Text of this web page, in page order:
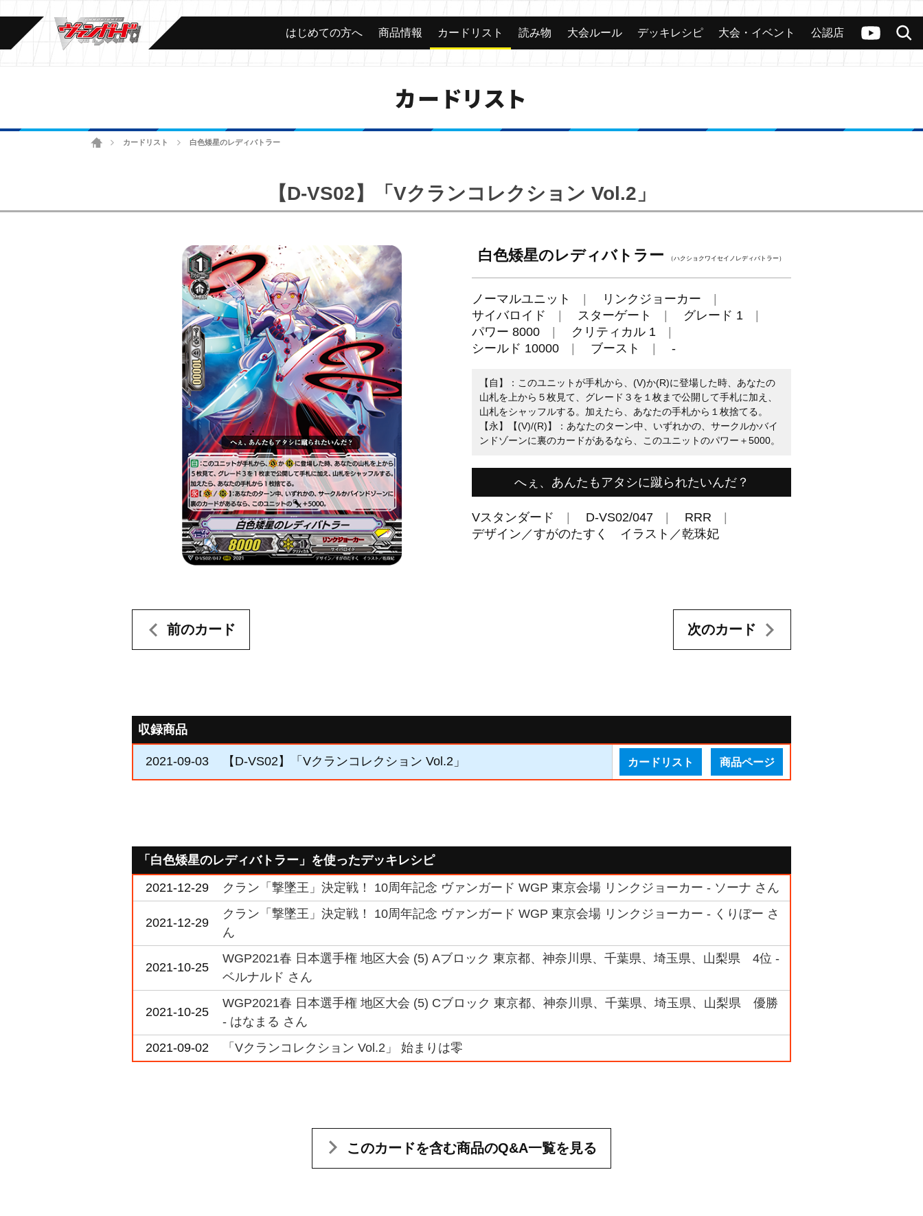
ヴァンガードch
検索
カード 大会 公認店舗 その他
はじめての方へ 商品情報 カードリスト 読み物 大会ルール デッキレシピ 大会・イベント 公認店
カードリスト
ホームカードリスト 白色矮星のレディバトラー
【D-VS02】「Vクランコレクション Vol.2」
白色矮星のレディバトラー （ハクショクワイセイノレディバトラー）
ノーマルユニット
リンクジョーカー
サイバロイド
スターゲート
グレード 1
パワー 8000
クリティカル 1
シールド 10000
ブースト -
【自】：このユニットが手札から、(V)か(R)に登場した時、あなたの
山札を上から５枚見て、グレード３を１枚まで公開して手札に加え、
山札をシャッフルする。加えたら、あなたの手札から１枚捨てる。
【永】【(V)/(R)】：あなたのターン中、いずれかの、サークルかバイ
ンドゾーンに裏のカードがあるなら、このユニットのパワー＋5000。
へぇ、あんたもアタシに蹴られたいんだ？
Vスタンダード D-VS02/047
RRR
デザイン／すがのたすく イラスト／乾珠妃
前のカード 次のカード
収録商品
2021-09-03 【D-VS02】「Vクランコレクション Vol.2」 カードリスト 商品ページ
「白色矮星のレディバトラー」を使ったデッキレシピ
2021-12-29
クラン「撃墜王」決定戦！ 10周年記念 ヴァンガード WGP 東京会場 リンクジョーカー - ソーナ さん
2021-12-29
クラン「撃墜王」決定戦！ 10周年記念 ヴァンガード WGP 東京会場 リンクジョーカー - くりぼー さ
ん
2021-10-25
WGP2021春 日本選手権 地区大会 (5) Aブロック 東京都、神奈川県、千葉県、埼玉県、山梨県 4位 -
ベルナルド さん
2021-10-25
WGP2021春 日本選手権 地区大会 (5) Cブロック 東京都、神奈川県、千葉県、埼玉県、山梨県 優勝
- はなまる さん
2021-09-02
「Vクランコレクション Vol.2」 始まりは零
このカードを含む商品のQ&A一覧を見る